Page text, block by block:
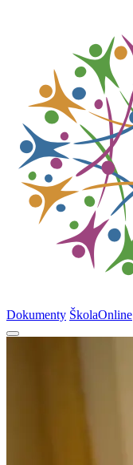
Dokumenty ŠkolaOnline